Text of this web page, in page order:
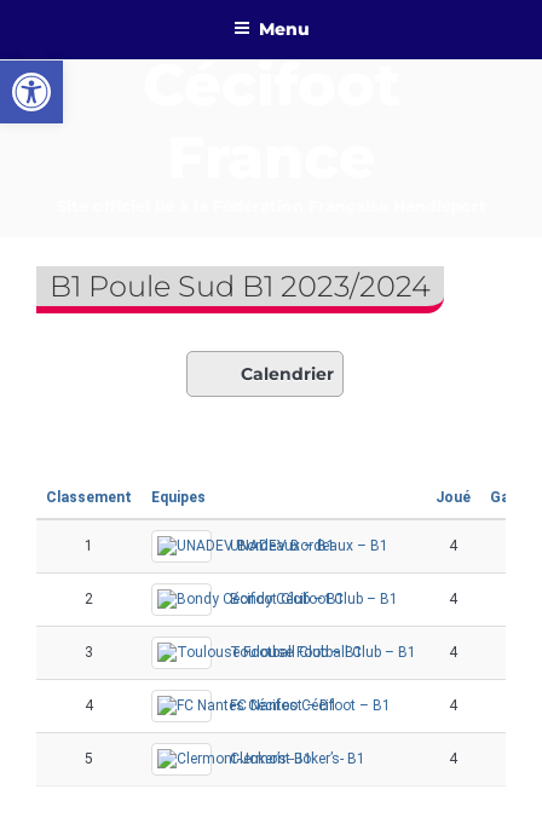
contenu
principal
Menu
B1 Poule Sud B1 2023/2024
Calendrier
Classement Equipes Joué Gagné
1 UNADEV Bordeaux – B1 4
2 Bondy Cécifoot Club – B1 4
3 Toulouse Football Club – B1 4
4 FC Nantes Cécifoot – B1 4
5 Clermont-Joker’s- B1 4
Ouvrir la barre d’outils